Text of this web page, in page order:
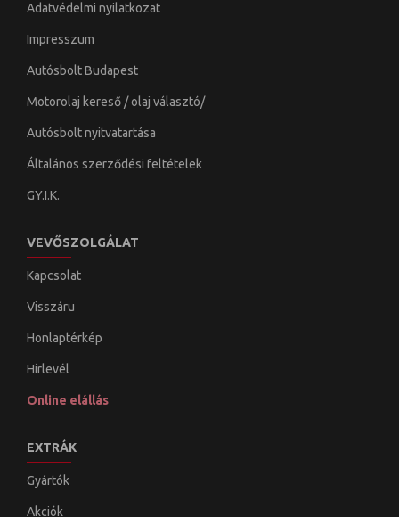
Adatvédelmi nyilatkozat
Impresszum
Autósbolt Budapest
Motorolaj kereső / olaj választó/
Autósbolt nyitvatartása
Általános szerződési feltételek
GY.I.K.
VEVŐSZOLGÁLAT
Kapcsolat
Visszáru
Honlaptérkép
Hírlevél
Online elállás
EXTRÁK
Gyártók
Akciók